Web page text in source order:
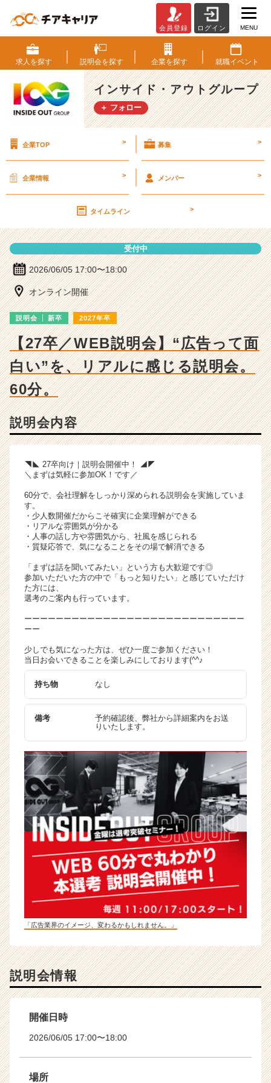
ン
サ
イ
ド・
ア
ウ
ー
説
明
ベ
ャ
ー・
成
長
企
業
が
届
活
サ
イ
ト
チ
ア
ャ
リ
h
e
e
C
a
r
e
会員登録 ログイン MENU
求人を探す 説明会を探す 企業を探す 就職イベント
インサイド・アウトグループ
＋ フォロー
企業TOP > 募集 >
企業情報 > メンバー >
タイムライン >
受付中
2026/06/05 17:00〜18:00
オンライン開催
説明会 新卒 2027年卒
【27卒／WEB説明会】“広告って面
白い”を、リアルに感じる説明会。
60分。
説明会内容
◥◣ 27卒向け｜説明会開催中！ ◢◤
＼まずは気軽に参加OK！です／
60分で、会社理解をしっかり深められる説明会を実施していま
す。
・少人数開催だからこそ確実に企業理解ができる
・リアルな雰囲気が分かる
・人事の話し方や雰囲気から、社風を感じられる
・質疑応答で、気になることをその場で解消できる
「まずは話を聞いてみたい」という方も大歓迎です◎
参加いただいた方の中で「もっと知りたい」と感じていただけ
た方には、
選考のご案内も行っています。
ーーーーーーーーーーーーーーーーーーーーーーーーーーーー
ーー
少しでも気になった方は、ぜひ一度ご参加ください！
当日お会いできることを楽しみにしております(^^♪
持ち物 なし
備考
予約確認後、弊社から詳細案内をお送
りいたします。
「広告業界のイメージ、変わるかもしれません。」
説明会情報
開催日時
2026/06/05 17:00〜18:00
場所